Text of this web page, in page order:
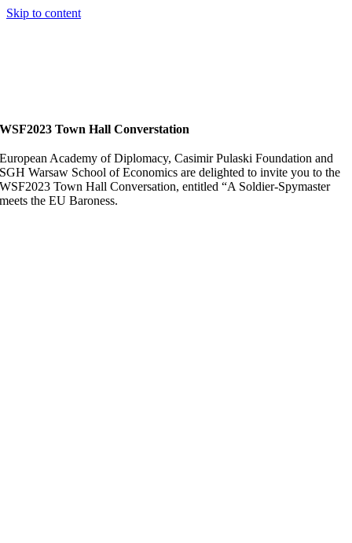
Skip to content
WSF2023 Town Hall Converstation
European Academy of Diplomacy, Casimir Pulaski Foundation and
SGH Warsaw School of Economics are delighted to invite you to the
WSF2023 Town Hall Conversation, entitled “A Soldier-Spymaster
meets the EU Baroness.